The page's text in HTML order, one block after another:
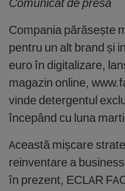
Compania părăsește
pentru un alt brand și
euro în digitalizare,
magazin online,
vinde detergentul
începând cu luna
Această mișcare
reinventare a
în prezent, ECLAR